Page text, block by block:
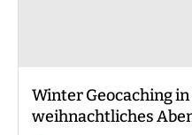
Winter Geocaching in
weihnachtliches